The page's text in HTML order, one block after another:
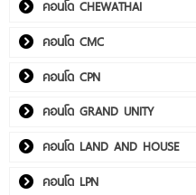
คอนโด CHEWATHAI
คอนโด CMC
คอนโด CPN
คอนโด GRAND UNITY
คอนโด LAND AND HOUSE
คอนโด LPN